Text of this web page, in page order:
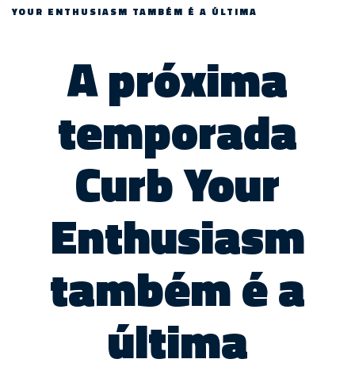
YOUR ENTHUSIASM TAMBÉM É A ÚLTIMA
A próxima
temporada
Curb Your
Enthusiasm
também é a
última